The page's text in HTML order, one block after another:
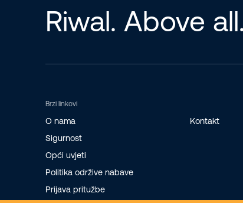
Riwal. Above all.
Brzi linkovi
O nama
Sigurnost
Opći uvjeti
Politika održive nabave
Prijava pritužbe
Kontakt